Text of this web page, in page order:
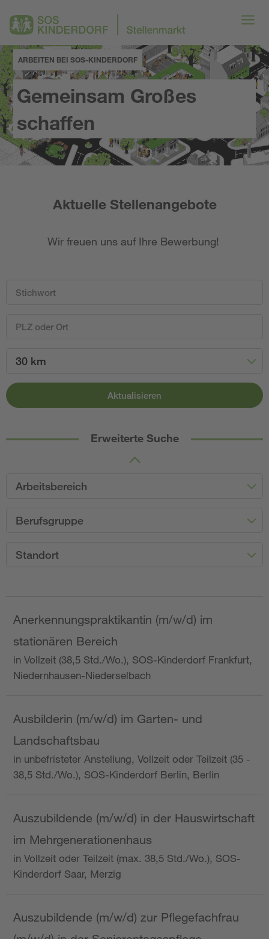
ARBEITEN BEI SOS-KINDERDORF
Gemeinsam Großes
schaffen
Aktuelle Stellenangebote
Wir freuen uns auf Ihre Bewerbung!
30 km
Aktualisieren
Erweiterte Suche
Arbeitsbereich
Berufsgruppe
Standort
Anerkennungspraktikantin (m/w/d) im
stationären Bereich
in Vollzeit (38,5 Std./Wo.), SOS-Kinderdorf Frankfurt,
Niedernhausen-Niederselbach
Ausbilderin (m/w/d) im Garten- und
Landschaftsbau
in unbefristeter Anstellung, Vollzeit oder Teilzeit (35 -
38,5 Std./Wo.), SOS-Kinderdorf Berlin, Berlin
Auszubildende (m/w/d) in der Hauswirtschaft
im Mehrgenerationenhaus
in Vollzeit oder Teilzeit (max. 38,5 Std./Wo.), SOS-
Kinderdorf Saar, Merzig
Auszubildende (m/w/d) zur Pflegefachfrau